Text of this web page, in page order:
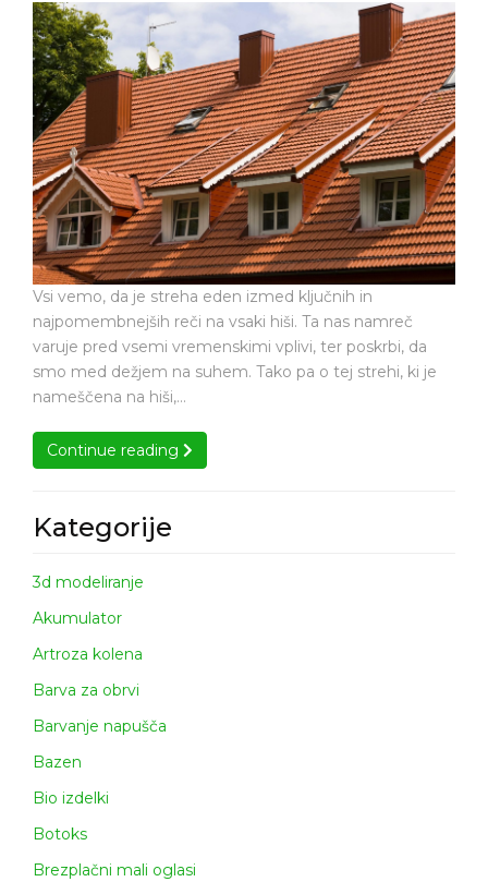
kar
se
mora
redno
skrbeti
Streha
nekaj
kar
mora
redno
skrbeti
Vsi vemo, da je streha eden izmed ključnih in
najpomembnejših reči na vsaki hiši. Ta nas namreč
varuje pred vsemi vremenskimi vplivi, ter poskrbi, da
smo med dežjem na suhem. Tako pa o tej strehi, ki je
nameščena na hiši,…
Continue reading
Kategorije
3d modeliranje
Akumulator
Artroza kolena
Barva za obrvi
Barvanje napušča
Bazen
Bio izdelki
Botoks
Brezplačni mali oglasi